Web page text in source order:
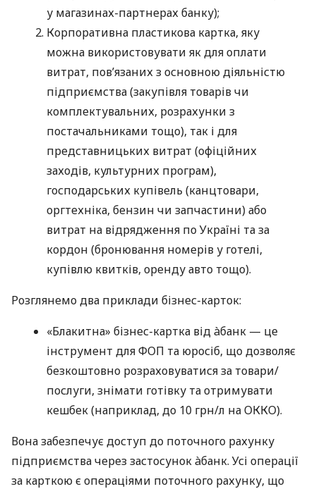
у магазинах-партнерах банку);
Корпоративна пластикова картка, яку
можна використовувати як для оплати
витрат, пов’язаних з основною діяльністю
підприємства (закупівля товарів чи
комплектувальних, розрахунки з
постачальниками тощо), так і для
представницьких витрат (офіційних
заходів, культурних програм),
господарських купівель (канцтовари,
оргтехніка, бензин чи запчастини) або
витрат на відрядження по Україні та за
кордон (бронювання номерів у готелі,
купівлю квитків, оренду авто тощо).
Розглянемо два приклади бізнес-карток:
«Блакитна» бізнес-картка від àбанк — це
інструмент для ФОП та юросіб, що дозволяє
безкоштовно розраховуватися за товари/
послуги, знімати готівку та отримувати
кешбек (наприклад, до 10 грн/л на ОККО).
Вона забезпечує доступ до поточного рахунку
підприємства через застосунок àбанк. Усі операції
за карткою є операціями поточного рахунку, що